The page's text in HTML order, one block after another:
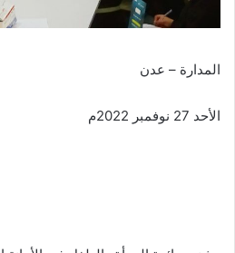
المدارة – عدن
الأحد 27 نوفمبر 2022م